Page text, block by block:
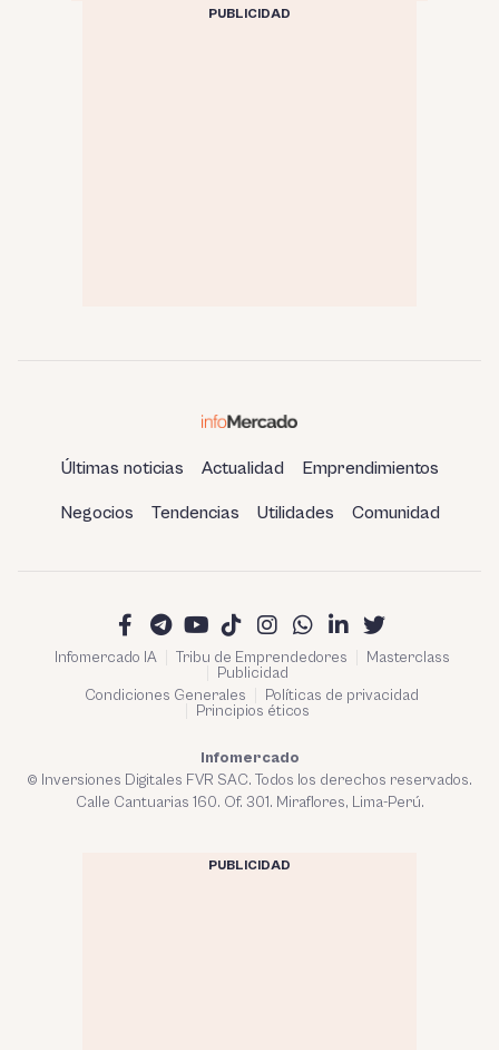
PUBLICIDAD
Últimas noticias Actualidad Emprendimientos
Negocios Tendencias Utilidades Comunidad
Infomercado IA Tribu de Emprendedores
Masterclass
Publicidad
Condiciones Generales
Políticas de privacidad
Principios éticos
Infomercado
© Inversiones Digitales FVR SAC. Todos los derechos reservados.
Calle Cantuarias 160. Of. 301. Miraflores, Lima-Perú.
PUBLICIDAD